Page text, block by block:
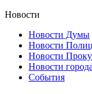
Новости
Новости Думы
Новости
Новости
Новости
События